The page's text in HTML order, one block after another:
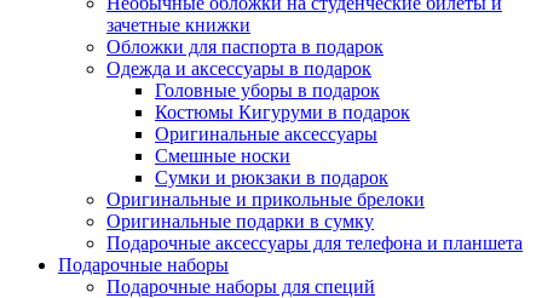
зачетные книжки
Обложки для паспорта в подарок
Одежда и аксессуары в подарок
Головные уборы в подарок
Костюмы Кигуруми в подарок
Оригинальные аксессуары
Смешные носки
Сумки и рюкзаки в подарок
Оригинальные и прикольные брелоки
Оригинальные подарки в сумку
Подарочные аксессуары для телефона и планшета
Подарочные наборы
Подарочные наборы для специй